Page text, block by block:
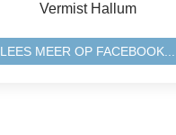
Vermist Hallum
LEES MEER OP FACEBOOK...